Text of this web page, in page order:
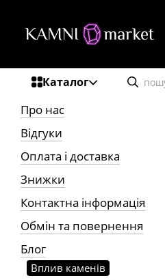
Каталог
Про нас
Відгуки
Оплата і доставка
Знижки
Контактна інформація
Обмін та повернення
Блог
Вплив каменів